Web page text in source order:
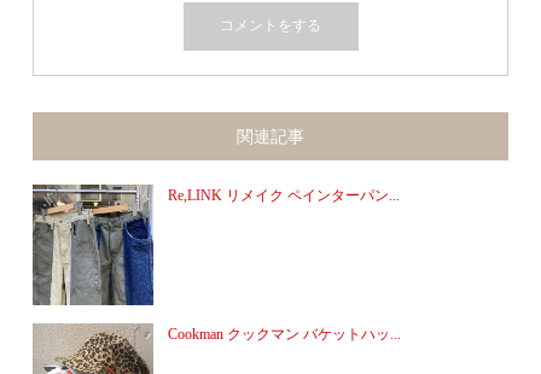
関連記事
Re,LINK リメイク ペインターパン...
Cookman クックマン バケットハッ...